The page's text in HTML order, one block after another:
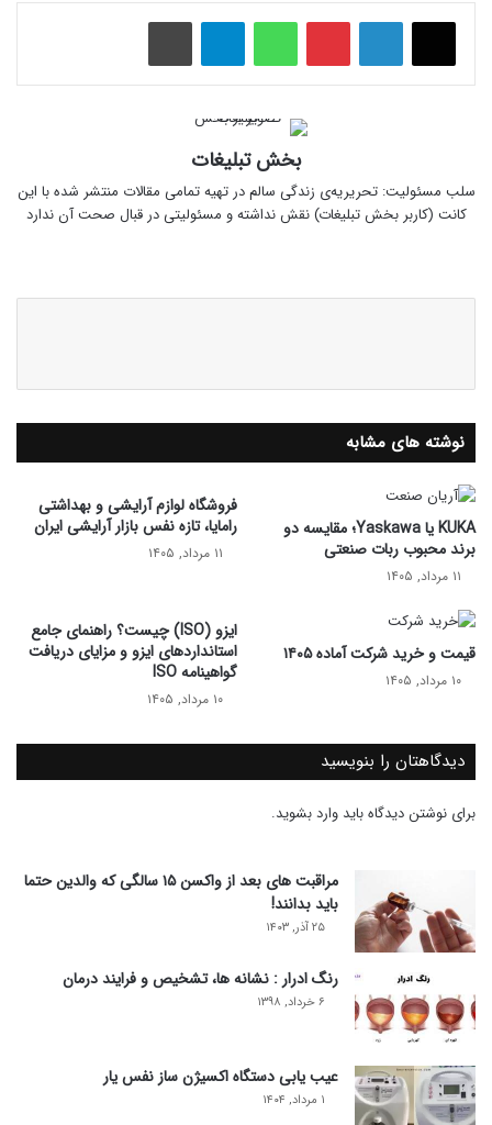
پینتریستواتس آپ تلگرام چاپ
بخش تبلیغات
سلب‌ مسئولیت: تحریریه‌ی زندگی سالم در تهیه‌ تمامی مقالات منتشر شده با این
کانت (کاربر بخش تبلیغات) نقش نداشته و مسئولیتی در قبال صحت آن ندارد
نوشته های مشابه
KUKA یا Yaskawa؛ مقایسه دو
برند محبوب ربات صنعتی
۱۱ مرداد, ۱۴۰۵
فروشگاه لوازم آرایشی و بهداشتی
رامایا، تازه نفس بازار آرایشی ایران
۱۱ مرداد, ۱۴۰۵
قیمت و خرید شرکت آماده ۱۴۰۵
۱۰ مرداد, ۱۴۰۵
ایزو (ISO) چیست؟ راهنمای جامع
استانداردهای ایزو و مزایای دریافت
گواهینامه ISO
۱۰ مرداد, ۱۴۰۵
دیدگاهتان را بنویسید
برای نوشتن دیدگاه باید وارد بشوید.
مراقبت های بعد از واکسن ۱۵ سالگی که والدین حتما
باید بدانند!
۲۵ آذر, ۱۴۰۳
رنگ ادرار : نشانه ها، تشخیص و فرایند درمان
۶ خرداد, ۱۳۹۸
عیب یابی دستگاه اکسیژن ساز نفس یار
۱ مرداد, ۱۴۰۴